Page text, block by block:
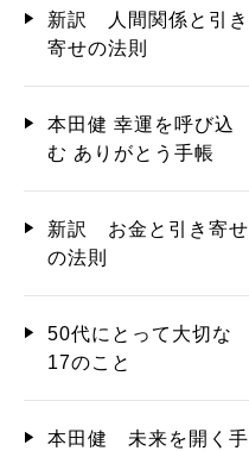
新訳 人間関係と引き
寄せの法則
本田健 幸運を呼び込
む ありがとう手帳
新訳 お金と引き寄せ
の法則
50代にとって大切な
17のこと
本田健 未来を開く手